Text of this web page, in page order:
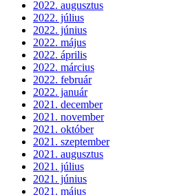
2022. augusztus
2022. július
2022. június
2022. május
2022. április
2022. március
2022. február
2022. január
2021. december
2021. november
2021. október
2021. szeptember
2021. augusztus
2021. július
2021. június
2021. május